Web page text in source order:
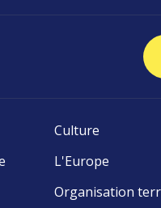
Culture
L'Europe
Organisation